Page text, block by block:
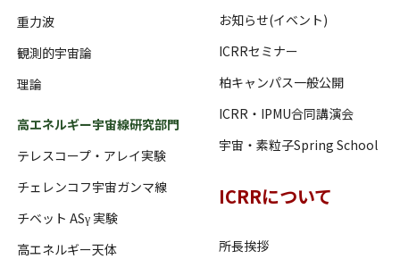
重力波
観測的宇宙論
理論
高エネルギー宇宙線研究部門
テレスコープ・アレイ実験
チェレンコフ宇宙ガンマ線
チベット ASγ 実験
高エネルギー天体
お知らせ(イベント)
ICRRセミナー
柏キャンパス一般公開
ICRR・IPMU合同講演会
宇宙・素粒子Spring School
ICRRについて
所長挨拶